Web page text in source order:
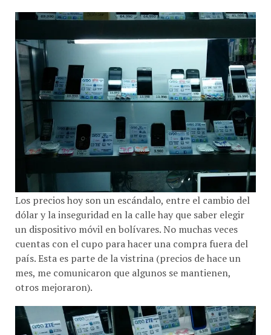
Los precios hoy son un escándalo, entre el cambio del
dólar y la inseguridad en la calle hay que saber elegir
un dispositivo móvil en bolívares. No muchas veces
cuentas con el cupo para hacer una compra fuera del
país. Esta es parte de la vistrina (precios de hace un
mes, me comunicaron que algunos se mantienen,
otros mejoraron).